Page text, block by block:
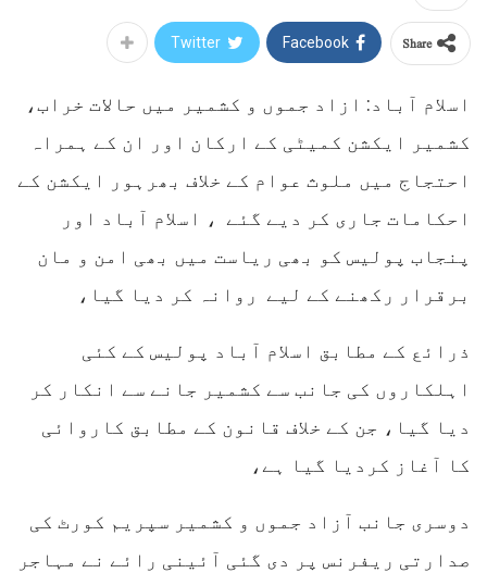
Share
Facebook
Twitter
اسلام آباد: ازاد جموں و کشمیر میں حالات خراب،
کشمیر ایکشن کمیٹی کے ارکان اور ان کے ہمراہ
احتجاج میں ملوث عوام کے خلاف بھرہور ایکشن کے
احکامات جاری کر دیے گئے ، اسلام آباد اور
پنجاب پولیس کو بھی ریاست میں بھی امن و مان
برقرار رکھنے کے لیے روانہ کر دیا گیا،
ذرائع کے مطابق اسلام آباد پولیس کے کئی
اہلکاروں کی جانب سے کشمیر جانے سے انکار کر
دیا گیا، جن کے خلاف قانون کے مطابق کاروائی
کا آغاز کردیا گیا ہے،
دوسری جانب آزاد جموں و کشمیر سپریم کورٹ کی
صدارتی ریفرنس پر دی گئی آئینی رائے نے مہاجر